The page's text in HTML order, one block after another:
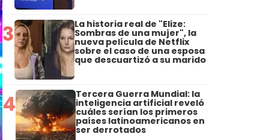
3 La historia real de "Elize:
Sombras de una mujer", la
nueva película de Netflix
sobre el caso de una esposa
que descuartizó a su marido
4 Tercera Guerra Mundial: la
inteligencia artificial reveló
cuáles serían los primeros
países latinoamericanos en
ser derrotados